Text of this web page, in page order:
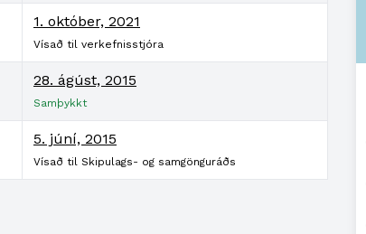
1. október, 2021
Vísað til verkefnisstjóra
28. ágúst, 2015
Samþykkt
5. júní, 2015
Vísað til Skipulags- og samgönguráðs